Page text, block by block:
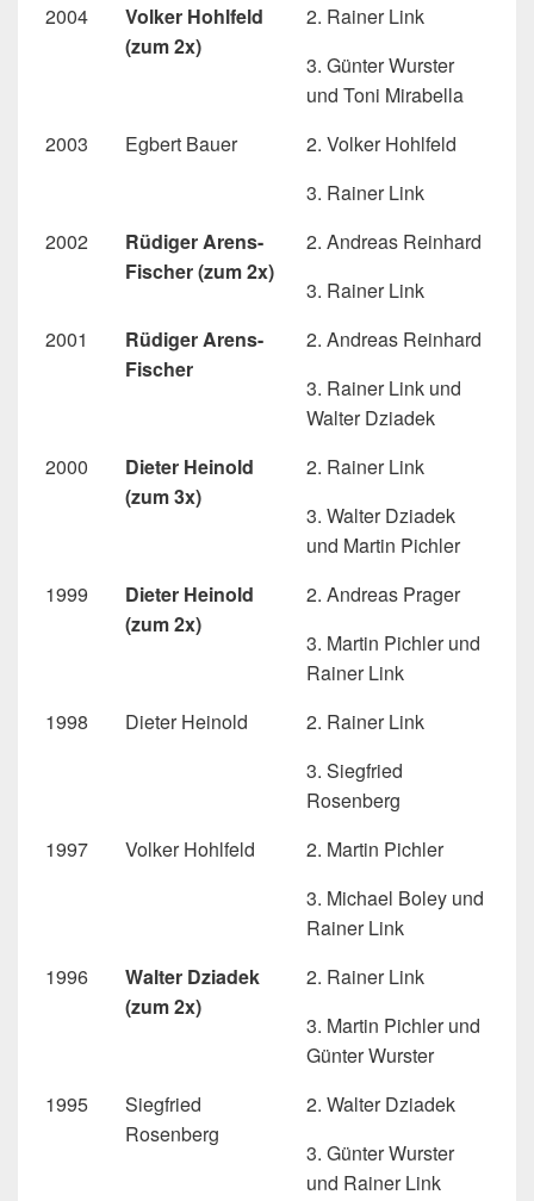
2004
Volker Hohlfeld
(zum 2x)
2. Rainer Link
3. Günter Wurster
und Toni Mirabella
2003
Egbert Bauer
2. Volker Hohlfeld
3. Rainer Link
2002
Rüdiger Arens-
Fischer (zum 2x)
2. Andreas Reinhard
3. Rainer Link
2001
Rüdiger Arens-
Fischer
2. Andreas Reinhard
3. Rainer Link und
Walter Dziadek
2000
Dieter Heinold
(zum 3x)
2. Rainer Link
3. Walter Dziadek
und Martin Pichler
1999
Dieter Heinold
(zum 2x)
2. Andreas Prager
3. Martin Pichler und
Rainer Link
1998
Dieter Heinold
2. Rainer Link
3. Siegfried
Rosenberg
1997
Volker Hohlfeld
2. Martin Pichler
3. Michael Boley und
Rainer Link
1996
Walter Dziadek
(zum 2x)
2. Rainer Link
3. Martin Pichler und
Günter Wurster
1995
Siegfried
Rosenberg
2. Walter Dziadek
3. Günter Wurster
und Rainer Link